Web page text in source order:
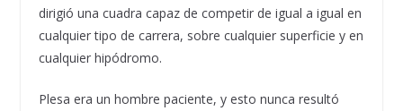
dirigió una cuadra capaz de competir de igual a igual en
cualquier tipo de carrera, sobre cualquier superficie y en
cualquier hipódromo.
Plesa era un hombre paciente, y esto nunca resultó